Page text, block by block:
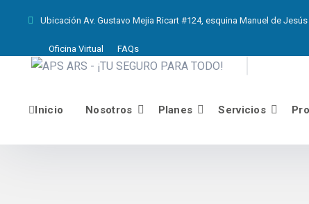
Ubicación Av. Gustavo Mejia Ricart #124, esquina Manuel de
Oficina Virtual FAQs
Inicio Nosotros Planes Servicios